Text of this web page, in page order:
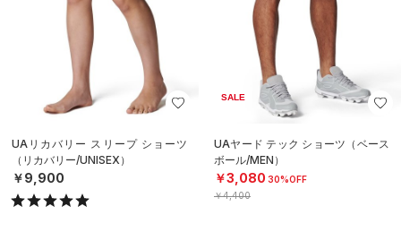
UAリカバリー スリープ ショーツ
（リカバリー/UNISEX）
￥9,900
SALE
UAヤード テック ショーツ（ベース
ボール/MEN）
￥3,080 30%OFF
￥4,400